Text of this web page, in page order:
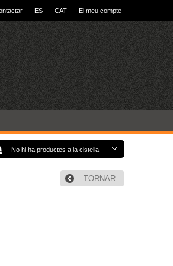
ES CAT El meu compte
No hi ha productes a la cistella
TORNAR